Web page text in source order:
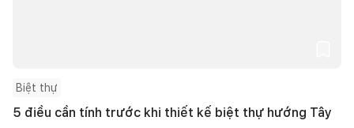
Biệt thự
5 điều cần tính trước khi thiết kế biệt thự hướng Tây